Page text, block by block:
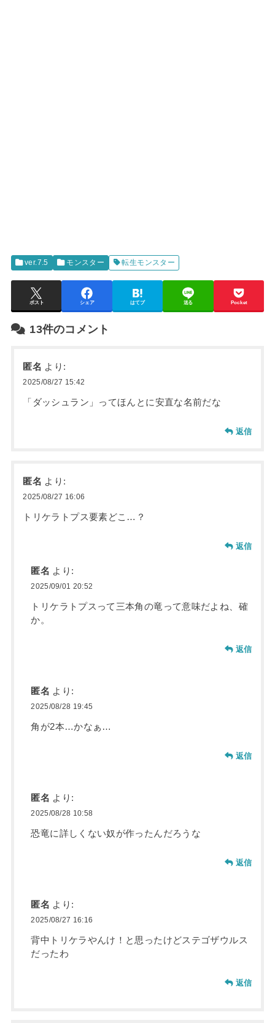
ver.7.5 モンスター 転生モンスター
ポスト シェア はてブ 送る Pocket
13件のコメント
匿名 より:
2025/08/27 15:42
「ダッシュラン」ってほんとに安直な名前だな
返信
匿名 より:
2025/08/27 16:06
トリケラトプス要素どこ…？
返信
匿名 より:
2025/09/01 20:52
トリケラトプスって三本角の竜って意味だよね、確
か。
返信
匿名 より:
2025/08/28 19:45
角が2本…かなぁ…
返信
匿名 より:
2025/08/28 10:58
恐竜に詳しくない奴が作ったんだろうな
返信
匿名 より:
2025/08/27 16:16
背中トリケラやんけ！と思ったけどステゴザウルス
だったわ
返信